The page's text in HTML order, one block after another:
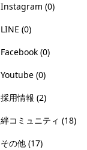
Instagram (0)
LINE (0)
Facebook (0)
Youtube (0)
採用情報 (2)
絆コミュニティ (18)
その他 (17)